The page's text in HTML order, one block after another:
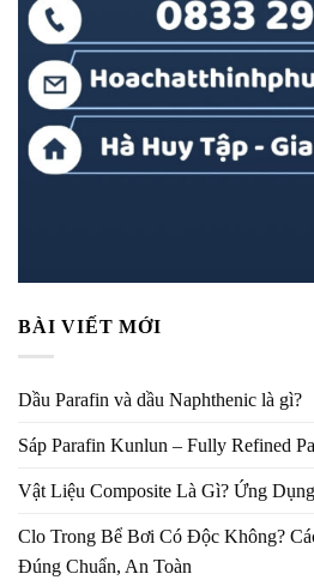
BÀI VIẾT MỚI
Dầu Parafin và dầu Naphthenic là gì?
Sáp Parafin Kunlun – Fully Refined
Vật Liệu Composite Là Gì? Ứng
Clo Trong Bể Bơi Có Độc Không?
Đúng Chuẩn, An Toàn